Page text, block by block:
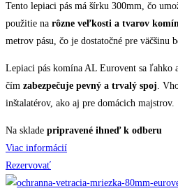
Tento lepiaci pás má šírku 300mm, čo
použitie na rôzne veľkosti a tvarov
metrov pásu, čo je dostatočné pre väčšinu
Lepiaci pás komína AL Eurovent sa ľahko
čím zabezpečuje pevný a trvalý spoj.
inštalatérov, ako aj pre domácich majstrov.
Na sklade pripravené ihneď k odberu
Viac informácií
Rezervovať